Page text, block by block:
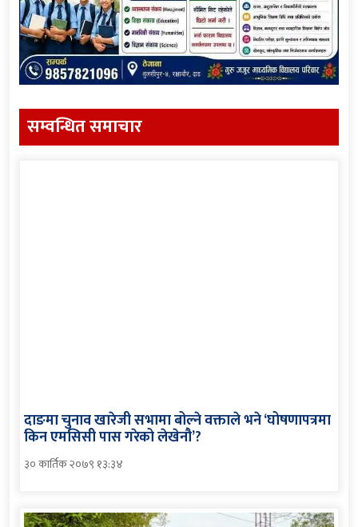
सम्वन्धित समाचार
दाङमा चुनाव खारेजी सभामा बोल्ने वक्ताले भने ‘घोषणापत्रमा
किन एमसिसी पास गरेको लेखेनौ’?
३० कार्तिक २०७९ १३:३४